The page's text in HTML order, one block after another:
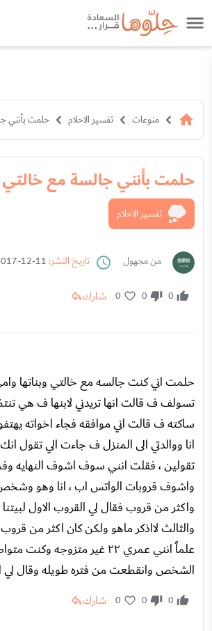
منوعات تفسير الاحلام حلمت بأنني
حلمت بأنني جالسة مع
تفسير الاحلام
من مجهول تاريخ النشر:
0
0
0 شارك
حلمت اني كنت جالسه مع خالتي وبناتها
تسولف ف قالت انها تريدني لابنها ف هي
ساكته ف قالت اني موافقه فجاء اخواته
انا ووالدتي الى المنزل ف جاءت الي تقول انك
تقولين ، فقلت انني سوف اشوف النهايه
واشوف قروبات الواتس اب ، انا وهو
واكثر من قروب فقال لي القروب الاول لبيتنا
والثالث لااذكر ماهو ولكن كان اكثر من
علماً انني عمري ٢٢ غير متزوجه
الشخص وانقطعت من فتره طويله وقال لي
0
0
0 شارك